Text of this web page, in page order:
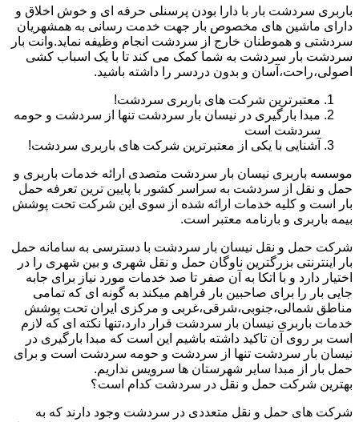
باربری سردشت بار با دارا بودن پرسنلی حرفه ای و خوش اخلاق و
دارای ماشین های مخصوص بار جهت خدمت رسانی به همشهریان
سردشتی و هموطنان خارج از سردشت انجام وظیفه نماید.وانت بار
سردشت بار سردشت به شما کمک می کند تا با یک اسباب کشی
اصولی،راحت،آسان و بدون دردسر را داشته باشید.
معتبرترین شرکت های باربری سردشت!
مبدا بارگیری در نیسان بار سردشت تنها از سردشت و حومه
سردشت است
آشنایی با یکی از معتبرترین شرکت های باربری سردشت!
موسسه باربری نیسان بار سردشت متصدی ارائه خدمات باربری و
حمل و نقل از سردشت به سراسر کشور با پایین ترین تعرفه حمل
بار است و کلیه خدمات ارائه شده از سوی این شرکت تحت پوشش
بیمه باربری و بارنامه معتبر است.
شرکت حمل و نقل نیسان بار سردشت با دسترسی به سامانه حمل
بار اینترنتی بزرگترین ناوگان حمل و نقل شهری و بین شهری را در
اختیار دارد و با اتکا به آن صفر تا صد خدمات مورد نیاز برای جابه
جایی بار را برای صاحبین بار فراهم میکند به گونه ای که تمامی
مناطق شمالی،جنوبی،شرقی،غربی و مرکزی ایران تحت پوشش
خدمات باربری نیسان بار سردشت قرار دارد،تنها نکته ای که لازم
است بر روی آن تاکید داشته باشیم این است که مبدا بارگیری در
نیسان بار سردشت تنها از سردشت و حومه سردشت است و برای
حمل بار از مبدا سایر شهرستان ها سرویس نداریم.
بهترین شرکت حمل و نقل در سردشت کدام است؟
شرکت های حمل و نقل متعددی در سردشت وجود دارند که به